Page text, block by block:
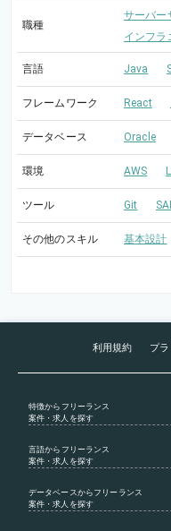
職種
サーバー
インフラ
言語 Java
フレームワーク React
データベース Oracle
環境 AWS
ツール Git
その他のスキル 基本設計
利用規約 プ
特徴からフリーランス
案件・求人を探す
言語からフリーランス
案件・求人を探す
データベース からフリーランス
案件・求人を探す